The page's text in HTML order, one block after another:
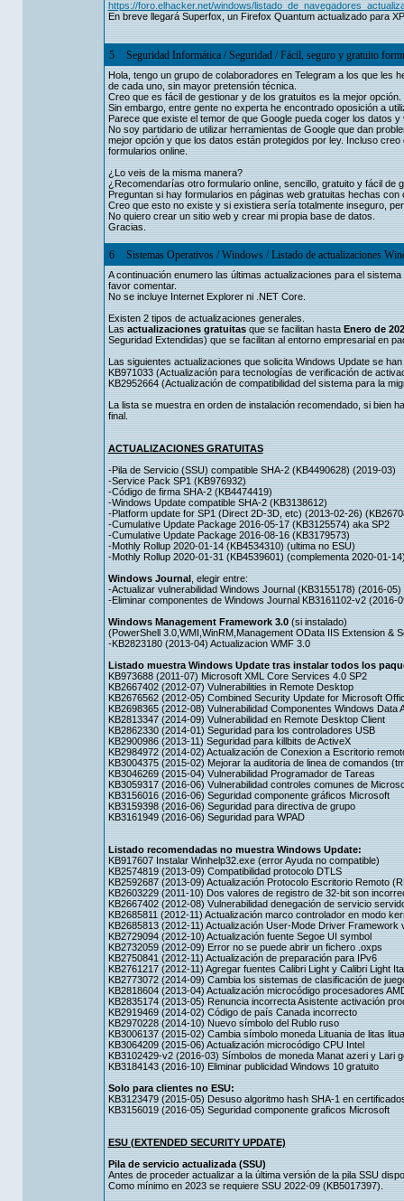
https://foro.elhacker.net/windows/
En breve llegará Superfox, un Firefox Quantum actualizado para
5 Seguridad Informática/Seguridad/Fácil, seguro y gratuito
Hola, tengo un grupo de colaboradores en Telegram a los que les
de cada uno, sin mayor pretensión técnica.
Creo que es fácil de gestionar y de los gratuitos es la mejor opción.
Sin embargo, entre gente no experta he encontrado oposición a
Parece que existe el temor de que Google pueda coger los datos y
No soy partidario de utilizar herramientas de Google que dan
mejor opción y que los datos están protegidos por ley. Incluso
formularios online.
¿Lo veis de la misma manera?
¿Recomendarías otro formulario online, sencillo, gratuito y fácil de
Preguntan si hay formularios en páginas web gratuitas hechas con
Creo que esto no existe y si existiera sería totalmente inseguro,
No quiero crear un sitio web y crear mi propia base de datos.
Gracias.
6 Sistemas Operativos/Windows/Listado de actualizaciones
A continuación enumero las últimas actualizaciones para el
favor comentar.
No se incluye Internet Explorer ni .NET Core.
Existen 2 tipos de actualizaciones generales.
Las actualizaciones gratuitasque se facilitan hasta Enero de
Seguridad Extendidas) que se facilitan al entorno empresarial en
Las siguientes actualizaciones que solicita Windows Update se
KB971033 (Actualización para tecnologías de verificación de
KB2952664 (Actualización de compatibilidad del sistema para la
La lista se muestra en orden de instalación recomendado, si bien
final.
ACTUALIZACIONES GRATUITAS
-Pila de Servicio (SSU) compatible SHA-2 (KB4490628) (2019-03)
-Service Pack SP1 (KB976932)
-Código de firma SHA-2 (KB4474419)
-Windows Update compatible SHA-2 (KB3138612)
-Platform update for SP1 (Direct 2D-3D, etc) (2013-02-26)
-Cumulative Update Package 2016-05-17 (KB3125574) aka SP2
-Cumulative Update Package 2016-08-16 (KB3179573)
-Mothly Rollup 2020-01-14 (KB4534310) (ultima no ESU)
-Mothly Rollup 2020-01-31 (KB4539601) (complementa 2020-01-
Windows Journal, elegir entre:
-Actualizar vulnerabilidad Windows Journal (KB3155178) (2016-05)
-Eliminar componentes de Windows Journal KB3161102-v2 (2016-
Windows Management Framework 3.0(si instalado)
(PowerShell 3.0,WMI,WinRM,Management OData IIS Extension &
-KB2823180 (2013-04) Actualizacion WMF 3.0
Listado muestra Windows Update tras instalar todos los
KB973688 (2011-07) Microsoft XML Core Services 4.0 SP2
KB2667402 (2012-07) Vulnerabilities in Remote Desktop
KB2676562 (2012-05) Combined Security Update for Microsoft
KB2698365 (2012-08) Vulnerabilidad Componentes Windows Data
KB2813347 (2014-09) Vulnerabilidad en Remote Desktop Client
KB2862330 (2014-01) Seguridad para los controladores USB
KB2900986 (2013-11) Seguridad para killbits de ActiveX
KB2984972 (2014-02) Actualización de Conexion a Escritorio
KB3004375 (2015-02) Mejorar la auditoria de linea de comandos
KB3046269 (2015-04) Vulnerabilidad Programador de Tareas
KB3059317 (2016-06) Vulnerabilidad controles comunes de
KB3156016 (2016-06) Seguridad componente gráficos Microsoft
KB3159398 (2016-06) Seguridad para directiva de grupo
KB3161949 (2016-06) Seguridad para WPAD
Listado recomendadas no muestra Windows Update:
KB917607 Instalar Winhelp32.exe (error Ayuda no compatible)
KB2574819 (2013-09) Compatibilidad protocolo DTLS
KB2592687 (2013-09) Actualización Protocolo Escritorio Remoto
KB2603229 (2011-10) Dos valores de registro de 32-bit son
KB2667402 (2012-08) Vulnerabilidad denegación de servicio
KB2685811 (2012-11) Actualización marco controlador en modo
KB2685813 (2012-11) Actualización User-Mode Driver Framework
KB2729094 (2012-10) Actualización fuente Segoe UI symbol
KB2732059 (2012-09) Error no se puede abrir un fichero .oxps
KB2750841 (2012-11) Actualización de preparación para IPv6
KB2761217 (2012-11) Agregar fuentes Calibri Light y Calibri Light
KB2773072 (2014-09) Cambia los sistemas de clasificación de
KB2818604 (2013-04) Actualización microcódigo procesadores
KB2835174 (2013-05) Renuncia incorrecta Asistente activación
KB2919469 (2014-02) Código de país Canada incorrecto
KB2970228 (2014-10) Nuevo símbolo del Rublo ruso
KB3006137 (2015-02) Cambia símbolo moneda Lituania de litas
KB3064209 (2015-06) Actualización microcódigo CPU Intel
KB3102429-v2 (2016-03) Símbolos de moneda Manat azeri y Lari
KB3184143 (2016-10) Eliminar publicidad Windows 10 gratuito
Solo para clientes no ESU:
KB3123479 (2015-05) Desuso algoritmo hash SHA-1 en
KB3156019 (2016-05) Seguridad componente graficos Microsoft
ESU (EXTENDED SECURITY UPDATE)
Pila de servicio actualizada (SSU)
Antes de proceder actualizar a la última versión de la pila SSU
Como mínimo en 2023 se requiere SSU 2022-09 (KB5017397).